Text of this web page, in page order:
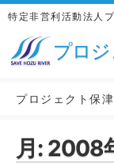
特定非営利活動法人
プロジ
プロジェクト保津
月: 2008